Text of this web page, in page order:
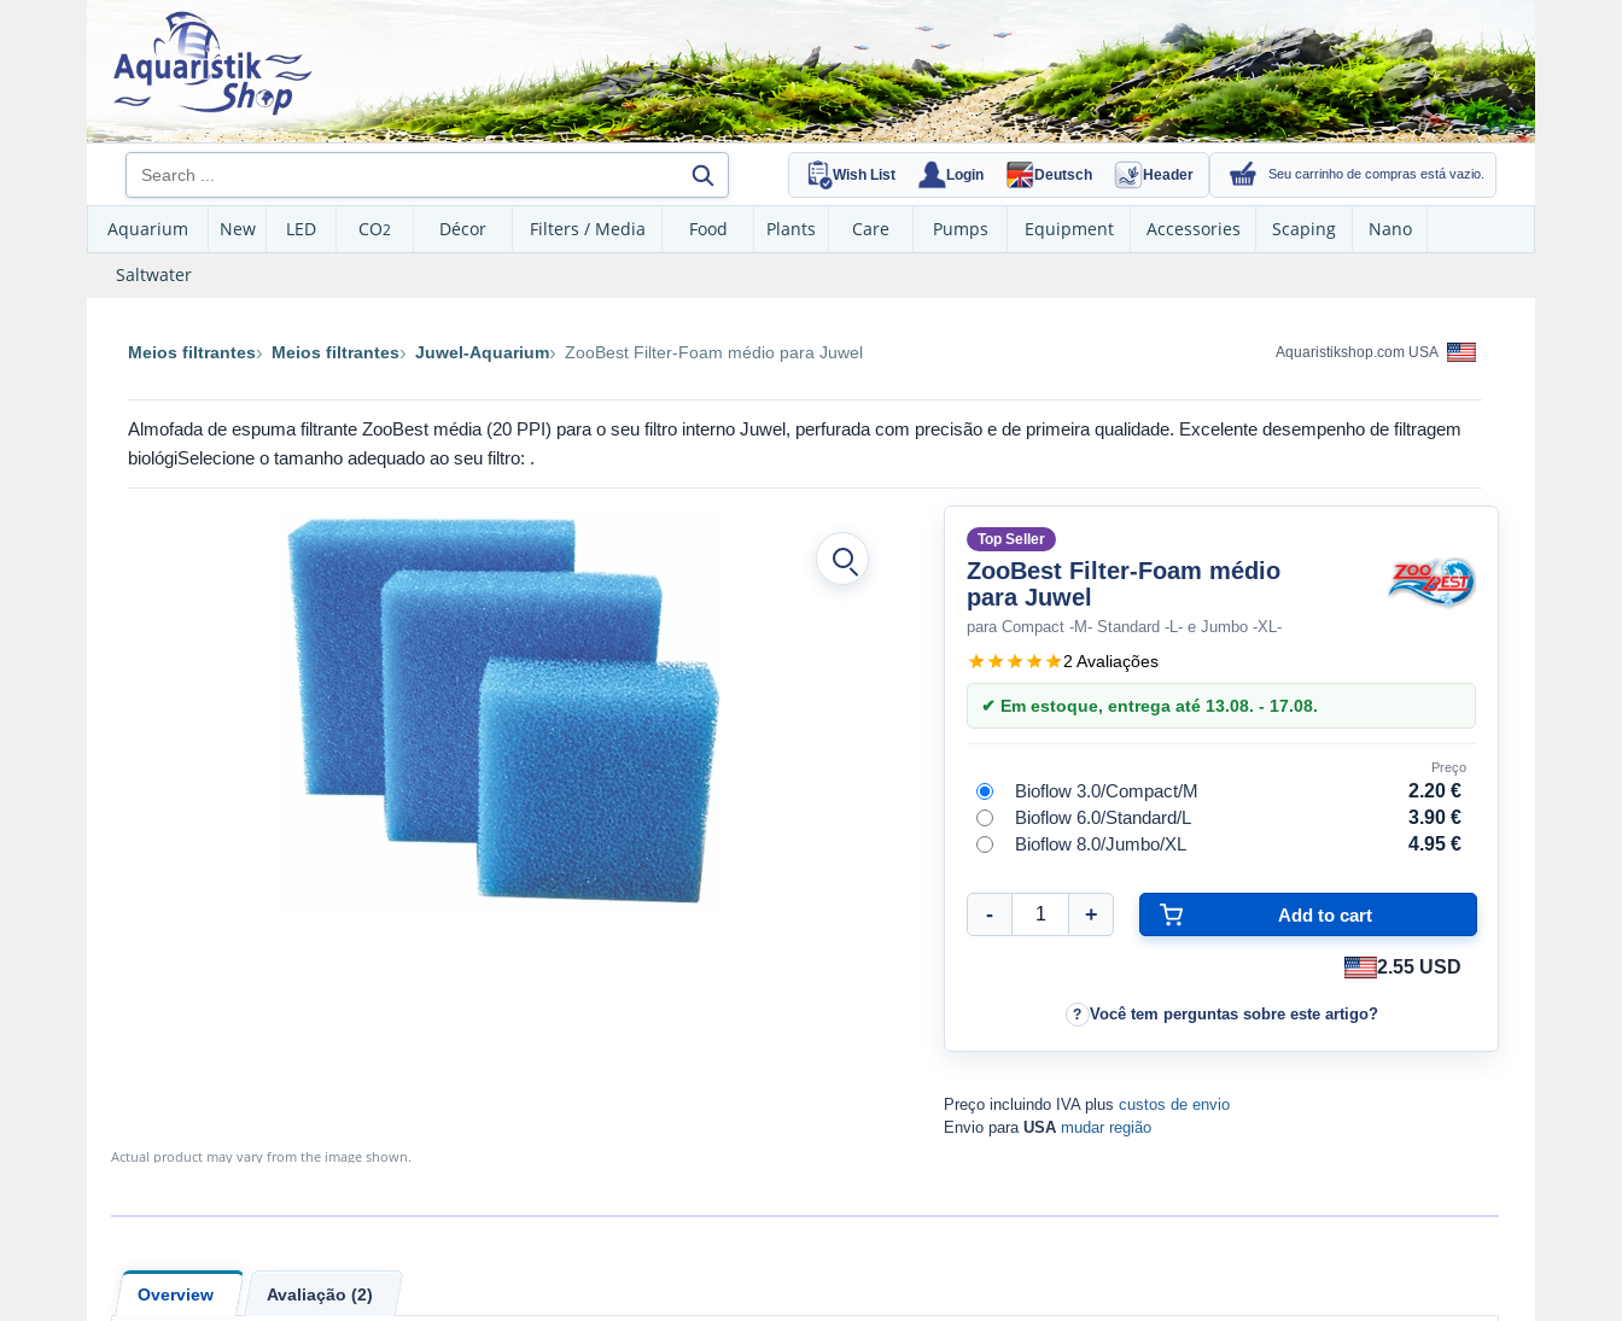
Wish List Login Deutsch Header Seu carrinho de compras está vazio.
Aquarium New LED CO2 Décor Filters / Media Food Plants Care Pumps Equipment Accessories Scaping
Nano
Saltwater
Meios filtrantes Meios filtrantes Juwel-Aquarium ZooBest Filter-Foam médio para Juwel Aquaristikshop.com USA
Almofada de espuma filtrante ZooBest média (20 PPI) para o seu filtro interno Juwel, perfurada com precisão e de primeira qualidade. Excelente desempenho de filtragem
biológiSelecione o tamanho adequado ao seu filtro: .
Actual product may vary from the image shown.
Top Seller
ZooBest Filter-Foam médio
para Juwel
para Compact -M- Standard -L- e Jumbo -XL-
2 Avaliações
✔ Em estoque, entrega até 13.08. - 17.08.
Preço
Bioflow 3.0/Compact/M
2.20 €
Bioflow 6.0/Standard/L
3.90 €
Bioflow 8.0/Jumbo/XL
4.95 €
2.55 USD
Você tem perguntas sobre este artigo?
Preço incluindo IVA plus custos de envio
Envio para USA mudar região
Overview Avaliação (2)